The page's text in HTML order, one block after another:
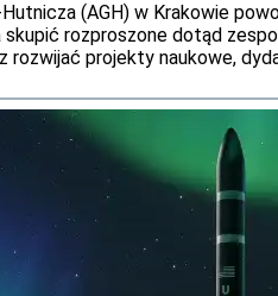
(AGH) w Krakowie
skupić rozproszone dotąd
rozwijać projekty naukowe,